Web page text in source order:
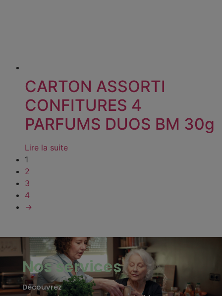
CARTON ASSORTI
CONFITURES 4
PARFUMS DUOS BM 30g
Lire la suite
1
2
3
4
→
Nos services
Découvrez